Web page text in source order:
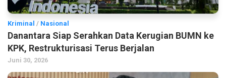
Kriminal / Nasional
Danantara Siap Serahkan Data Kerugian BUMN ke
KPK, Restrukturisasi Terus Berjalan
Juni 30, 2026